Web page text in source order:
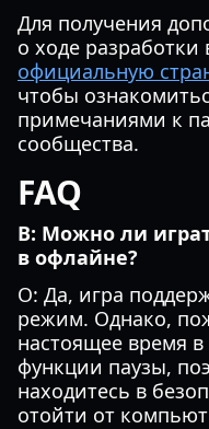
Для получения
о ходе
официальную
чтобы
примечаниями к
сообщества.
FAQ
В: Можно ли
в офлайне?
О: Да, игра
режим. Однако,
настоящее время
функции паузы,
находитесь в
отойти от